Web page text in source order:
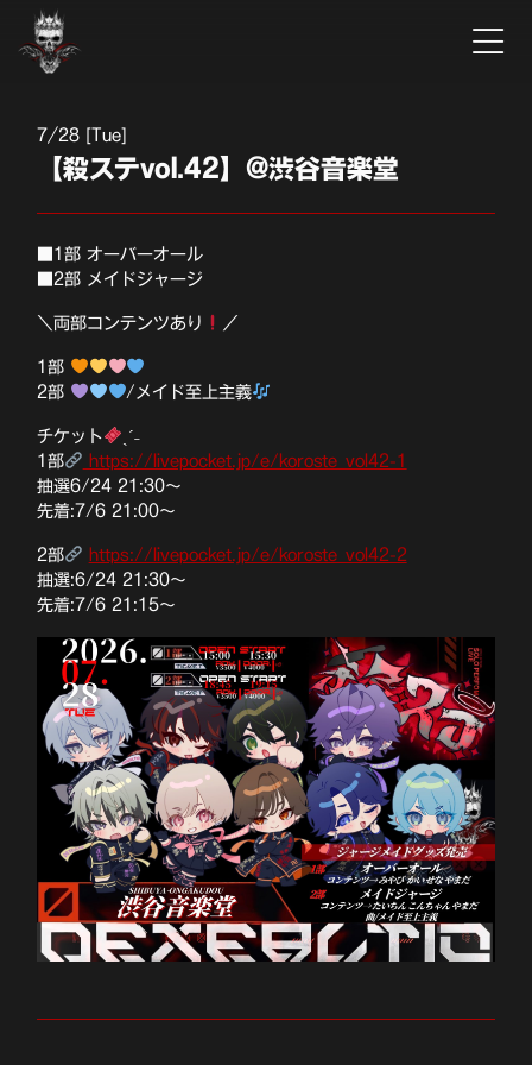
7 28 [Tue]
【殺ステvol.42】@渋谷音楽堂
■1部 オーバーオール
■2部 メイドジャージ
＼両部コンテンツあり ／
1部
2部
/メイド至上主義
チケット
ˎˊ˗
1部
https://livepocket.jp/e/koroste_vol42-1
抽選6/24 21:30〜
先着:7/6 21:00〜
2部
https://livepocket.jp/e/koroste_vol42-2
抽選:6/24 21:30〜
先着:7/6 21:15〜